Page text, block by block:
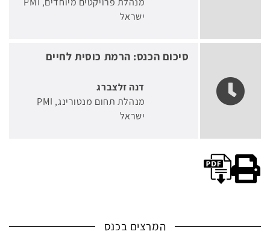
מנהלת פרויקטים מיוחדים PMI
ישראל
סיכום הכנס: הרמת כוסית לחיים
דנה זלצברג
מנהלת תחום מנטורינג PMI
ישראל
גרסה להדפסה
המרצים בכנס